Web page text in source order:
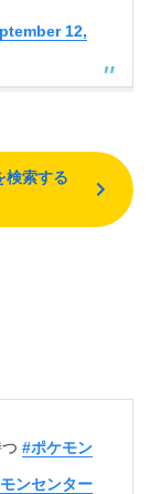
12,
検索する
#ポケモン
ンセンター